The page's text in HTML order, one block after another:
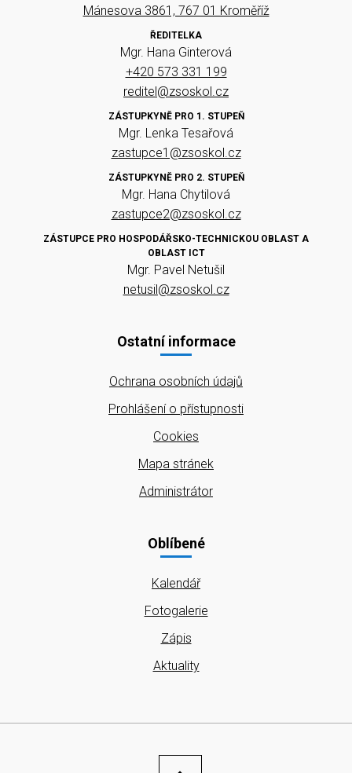
Mánesova 3861, 767 01 Kroměříž
ŘEDITELKA
Mgr. Hana Ginterová
+420 573 331 199
reditel@zsoskol.cz
ZÁSTUPKYNĚ PRO 1. STUPEŇ
Mgr. Lenka Tesařová
zastupce1@zsoskol.cz
ZÁSTUPKYNĚ PRO 2. STUPEŇ
Mgr. Hana Chytilová
zastupce2@zsoskol.cz
ZÁSTUPCE PRO HOSPODÁŘSKO-TECHNICKOU OBLAST A
OBLAST ICT
Mgr. Pavel Netušil
netusil@zsoskol.cz
Ostatní informace
Ochrana osobních údajů
Prohlášení o přístupnosti
Cookies
Mapa stránek
Administrátor
Oblíbené
Kalendář
Fotogalerie
Zápis
Aktuality